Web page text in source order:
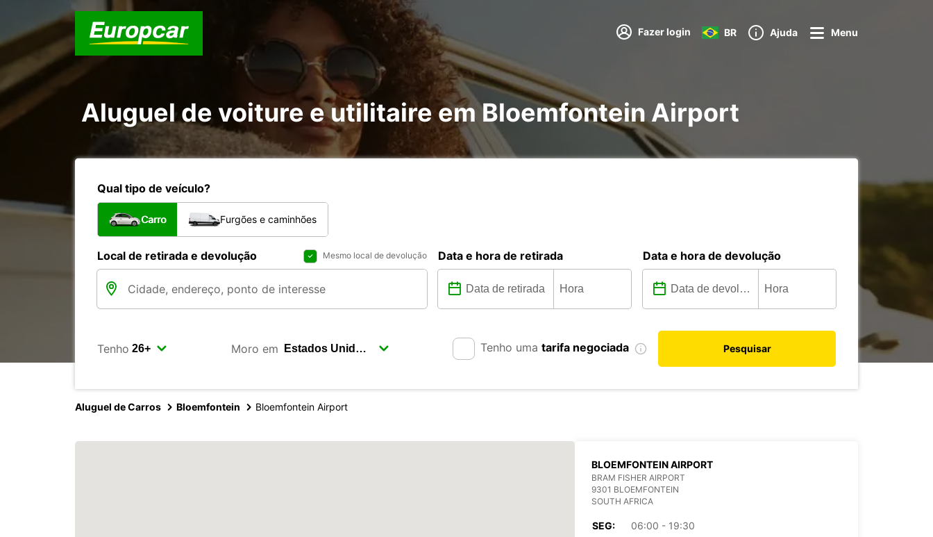
Fazer login BR Ajuda Menu
Aluguel de voiture e utilitaire em Bloemfontein Airport
Qual tipo de veículo?
Carro Furgões e caminhões
Local de retirada e devolução Mesmo local de devolução Data e hora de retirada Data e hora de devolução
Tenho Moro em Tenho uma tarifa negociada Pesquisar
Aluguel de Carros Bloemfontein Bloemfontein Airport
BLOEMFONTEIN AIRPORT
BRAM FISHER AIRPORT
9301 BLOEMFONTEIN
SOUTH AFRICA
SEG:
06:00 - 19:30